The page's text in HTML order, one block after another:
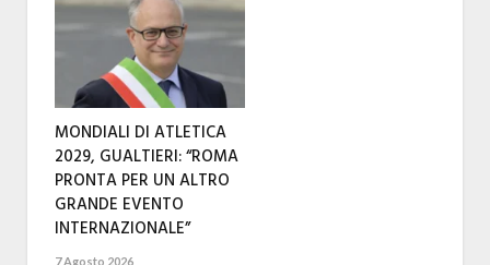
MONDIALI DI ATLETICA
2029, GUALTIERI: “ROMA
PRONTA PER UN ALTRO
GRANDE EVENTO
INTERNAZIONALE”
7 Agosto 2026